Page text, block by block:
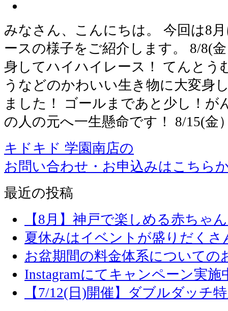
みなさん、こんにちは。 今回は8
ースの様子をご紹介します。 8/8(
身してハイハイレース！ てんとう
うなどのかわいい生き物に大変身
ました！ ゴールまであと少し！が
の人の元へ一生懸命です！ 8/15(
キドキド 学園南店の
お問い合わせ・お申込みはこちら
最近の投稿
【8月】神戸で楽しめる赤ちゃ
夏休みはイベントが盛りだくさ
お盆期間の料金体系についての
Instagramにてキャンペーン実施
【7/12(日)開催】ダブルダッチ